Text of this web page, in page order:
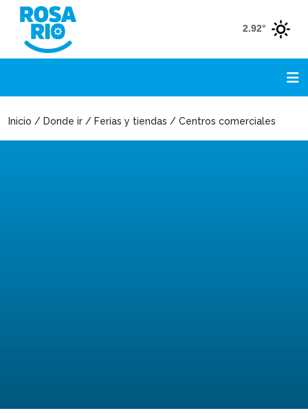
2.92°
Inicio / Donde ir / Ferias y tiendas / Centros comerciales